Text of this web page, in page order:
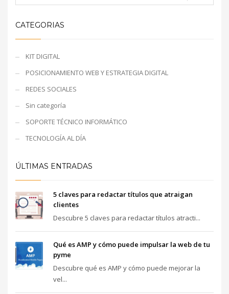
CATEGORIAS
KIT DIGITAL
POSICIONAMIENTO WEB Y ESTRATEGIA DIGITAL
REDES SOCIALES
Sin categoría
SOPORTE TÉCNICO INFORMÁTICO
TECNOLOGÍA AL DÍA
ÚLTIMAS ENTRADAS
5 claves para redactar títulos que atraigan
clientes
Descubre 5 claves para redactar títulos atracti...
Qué es AMP y cómo puede impulsar la web de tu
pyme
Descubre qué es AMP y cómo puede mejorar la
vel...